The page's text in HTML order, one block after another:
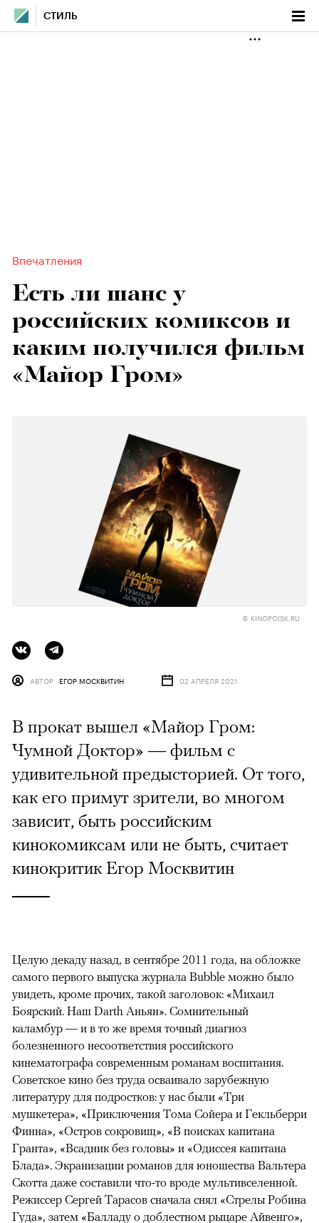
СТИЛЬ
Впечатления
Есть ли шанс у
российских комиксов и
каким получился фильм
«Майор Гром»
© KINOPOISK.RU
АВТОР ЕГОР МОСКВИТИН 02 АПРЕЛЯ 2021
В прокат вышел «Майор Гром:
Чумной Доктор» — фильм с
удивительной предысторией. От того,
как его примут зрители, во многом
зависит, быть российским
кинокомиксам или не быть, считает
кинокритик Егор Москвитин
Целую декаду назад, в сентябре 2011 года, на обложке
самого первого выпуска журнала Bubble можно было
увидеть, кроме прочих, такой заголовок: «Михаил
Боярский. Наш Darth Аньян». Сомнительный
каламбур — и в то же время точный диагноз
болезненного несоответствия российского
кинематографа современным романам воспитания.
Советское кино без труда осваивало зарубежную
литературу для подростков: у нас были «Три
мушкетера», «Приключения Тома Сойера и Гекльберри
Финна», «Остров сокровищ», «В поисках капитана
Гранта», «Всадник без головы» и «Одиссея капитана
Блада». Экранизации романов для юношества Вальтера
Скотта даже составили что-то вроде мультивселенной.
Режиссер Сергей Тарасов сначала снял «Стрелы Робина
Гуда», затем «Балладу о доблестном рыцаре Айвенго»,